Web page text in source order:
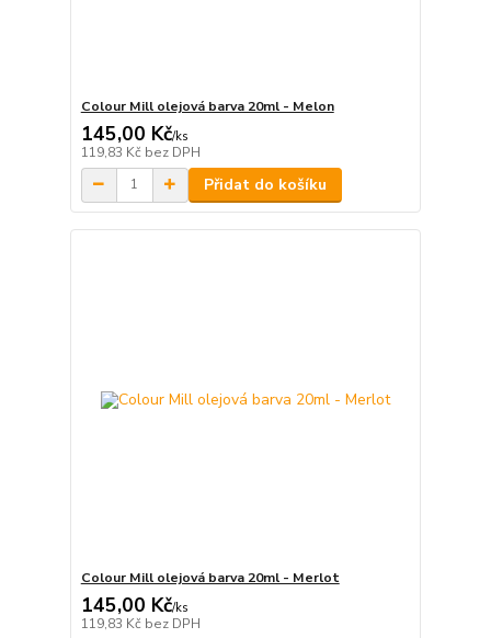
Colour Mill olejová barva 20ml - Melon
145,00 Kč/ks
119,83 Kč bez DPH
Přidat do košíku
Colour Mill olejová barva 20ml - Merlot
145,00 Kč/ks
119,83 Kč bez DPH